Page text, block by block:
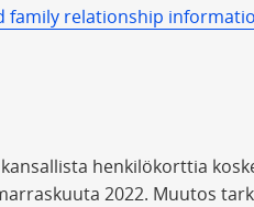
family relationship
henkilökorttia
2022. Muutos